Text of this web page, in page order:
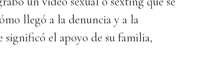
llegó a la denuncia y a la
el apoyo de su familia,